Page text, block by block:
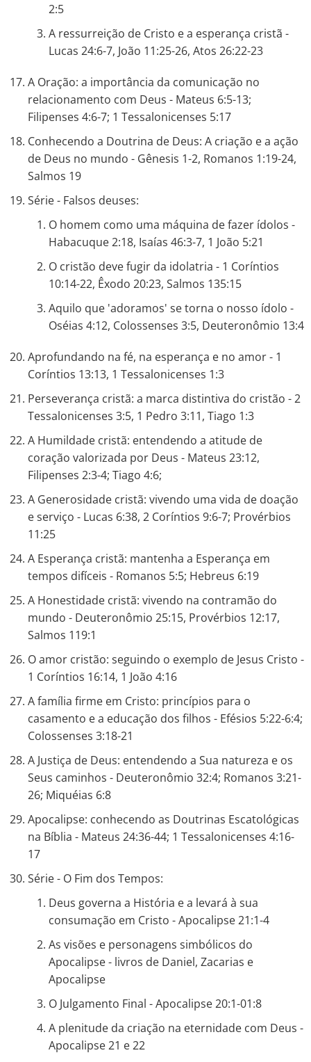
2:5
A ressurreição de Cristo e a esperança cristã -
Lucas 24:6-7, João 11:25-26, Atos 26:22-23
A Oração: a importância da comunicação no
relacionamento com Deus - Mateus 6:5-13;
Filipenses 4:6-7; 1 Tessalonicenses 5:17
Conhecendo a Doutrina de Deus: A criação e a ação
de Deus no mundo - Gênesis 1-2, Romanos 1:19-24,
Salmos 19
Série - Falsos deuses:
O homem como uma máquina de fazer ídolos -
Habacuque 2:18, Isaías 46:3-7, 1 João 5:21
O cristão deve fugir da idolatria - 1 Coríntios
10:14-22, Êxodo 20:23, Salmos 135:15
Aquilo que 'adoramos' se torna o nosso ídolo -
Oséias 4:12, Colossenses 3:5, Deuteronômio 13:4
Aprofundando na fé, na esperança e no amor - 1
Coríntios 13:13, 1 Tessalonicenses 1:3
Perseverança cristã: a marca distintiva do cristão - 2
Tessalonicenses 3:5, 1 Pedro 3:11, Tiago 1:3
A Humildade cristã: entendendo a atitude de
coração valorizada por Deus - Mateus 23:12,
Filipenses 2:3-4; Tiago 4:6;
A Generosidade cristã: vivendo uma vida de doação
e serviço - Lucas 6:38, 2 Coríntios 9:6-7; Provérbios
11:25
A Esperança cristã: mantenha a Esperança em
tempos difíceis - Romanos 5:5; Hebreus 6:19
A Honestidade cristã: vivendo na contramão do
mundo - Deuteronômio 25:15, Provérbios 12:17,
Salmos 119:1
O amor cristão: seguindo o exemplo de Jesus Cristo -
1 Coríntios 16:14, 1 João 4:16
A família firme em Cristo: princípios para o
casamento e a educação dos filhos - Efésios 5:22-6:4;
Colossenses 3:18-21
A Justiça de Deus: entendendo a Sua natureza e os
Seus caminhos - Deuteronômio 32:4; Romanos 3:21-
26; Miquéias 6:8
Apocalipse: conhecendo as Doutrinas Escatológicas
na Bíblia - Mateus 24:36-44; 1 Tessalonicenses 4:16-
17
Série - O Fim dos Tempos:
Deus governa a História e a levará à sua
consumação em Cristo - Apocalipse 21:1-4
As visões e personagens simbólicos do
Apocalipse - livros de Daniel, Zacarias e
Apocalipse
O Julgamento Final - Apocalipse 20:1-01:8
A plenitude da criação na eternidade com Deus -
Apocalipse 21 e 22